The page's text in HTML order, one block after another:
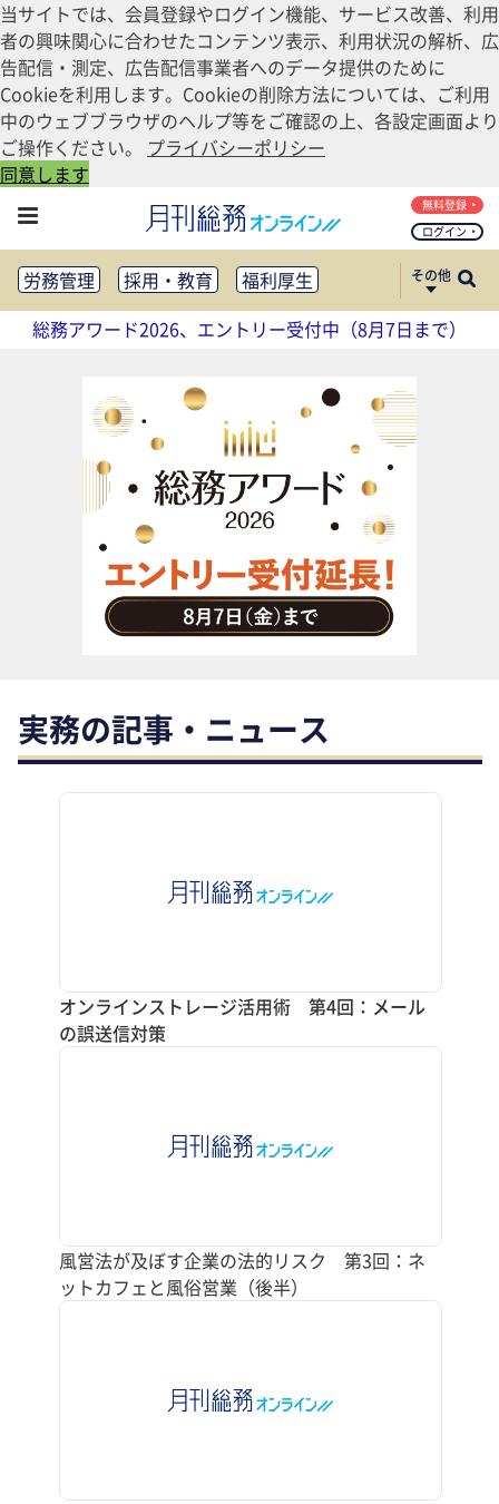
当サイトでは、会員登録やログイン機能、サービス改善、利用
者の興味関心に合わせたコンテンツ表示、利用状況の解析、広
告配信・測定、広告配信事業者へのデータ提供のために
Cookieを利用します。Cookieの削除方法については、ご利用
中のウェブブラウザのヘルプ等をご確認の上、各設定画面より
ご操作ください。 プライバシーポリシー
同意します
ログイン
無料登録
労務管理 採用・教育
福利厚生
健康経営
働き方改革
法務・コンプライアンス
リスクマネジメント・BCP
社外・社内広報
社外・社内コミュニケーション活性化
FM・オフィス移転
CSR・SDGs
テクノロジー活用・DX
助成金・補助金・コスト削減
アウトソーシング・BPO
調査・レポート
その他
総務アワード2026、エントリー受付中（8月7日まで）
実務の記事・ニュース
オンラインストレージ活用術 第4回：メール
の誤送信対策
風営法が及ぼす企業の法的リスク 第3回：ネ
ットカフェと風俗営業（後半）